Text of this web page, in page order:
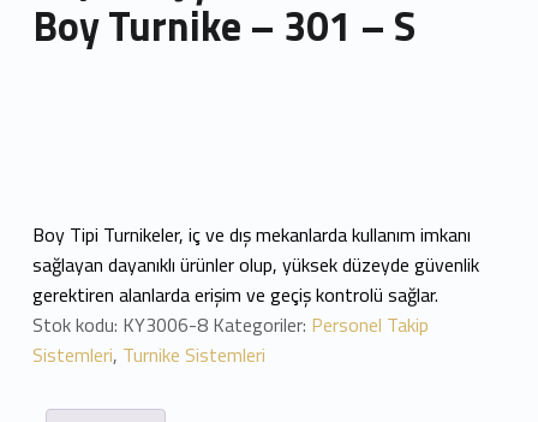
Boy Turnike – 301 – S
Boy Tipi Turnikeler, iç ve dış mekanlarda kullanım imkanı
sağlayan dayanıklı ürünler olup, yüksek düzeyde güvenlik
gerektiren alanlarda erişim ve geçiş kontrolü sağlar.
Stok kodu: KY3006-8 Kategoriler: Personel Takip
Sistemleri, Turnike Sistemleri